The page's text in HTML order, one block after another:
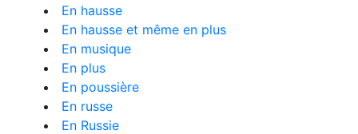
En hausse
En hausse et même en plus
En musique
En plus
En poussière
En russe
En Russie